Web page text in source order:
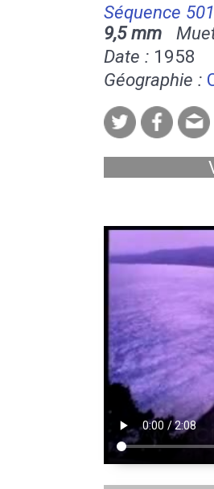
Séquence
9,5 mm
Date : 1958
Géographie :